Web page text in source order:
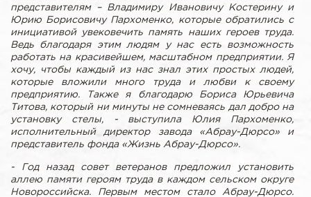
представителям – Владимиру Ивановичу Костерину и
Юрию Борисовичу Пархоменко, которые обратились с
инициативой увековечить память наших героев труда.
Ведь благодаря этим людям у нас есть возможность
работать на красивейшем, масштабном предприятии. Я
хочу, чтобы каждый из нас знал этих простых людей,
которые вложили много труда и любви к своему
предприятию. Также я благодарю Бориса Юрьевича
Титова, который ни минуты не сомневаясь дал добро на
установку стелы, - выступила Юлия Пархоменко,
исполнительный директор завода «Абрау-Дюрсо» и
представитель фонда «Жизнь Абрау-Дюрсо».
- Год назад совет ветеранов предложил установить
аллею памяти героям труда в каждом сельском округе
Новороссийска. Первым местом стало Абрау-Дюрсо.